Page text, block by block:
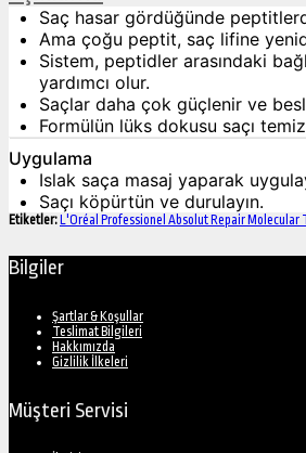
Saç hasar gördüğünde
Ama çoğu peptit, saç lifine
Sistem, peptidler arasındaki
yardımcı olur.
Saçlar daha çok güçlenir ve
Formülün lüks dokusu saçı
Uygulama
Islak saça masaj yaparak
Saçı köpürtün ve durulayın.
Etiketler:L'Oréal Professionel Absolut Repair Molecular
Bilgiler
Şartlar & Koşullar
Teslimat Bilgileri
Hakkımızda
Gizlilik İlkeleri
Müşteri Servisi